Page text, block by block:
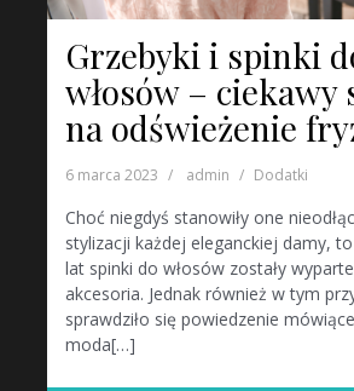
Grzebyki i spinki
włosów – ciekawy
na odświeżenie
6 marca 2023 admin Dodatki
Choć niegdyś stanowiły one
stylizacji każdej eleganckiej damy,
lat spinki do włosów zostały
akcesoria. Jednak również w tym
sprawdziło się powiedzenie
moda[…]